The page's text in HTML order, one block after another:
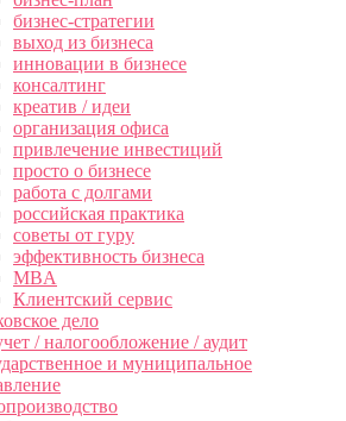
бизнес-стратегии
выход из бизнеса
инновации в бизнесе
консалтинг
креатив / идеи
организация офиса
привлечение инвестиций
просто о бизнесе
работа с долгами
российская практика
советы от гуру
эффективность бизнеса
MBA
Клиентский сервис
дело
/ налогообложение / аудит
и муниципальное